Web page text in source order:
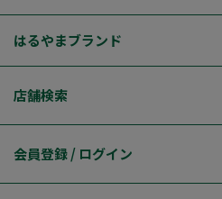
はるやまブランド
店舗検索
会員登録 / ログイン